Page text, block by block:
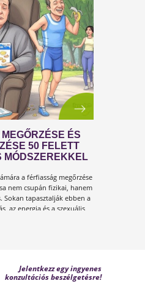
6 LEGFŐBB
VESZÉLYE
tartósan 30–35 °C fölé
szervezetünk hőszabályozó
terhelés alá kerül.Tünetek,
megoldások!